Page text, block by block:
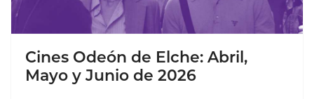
Cines Odeón de Elche: Abril,
Mayo y Junio de 2026